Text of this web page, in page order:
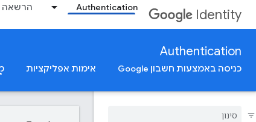
Identity
Authentication הרשאה
Authentication
כניסה באמצעות חשבון Google אימות אפליקציות